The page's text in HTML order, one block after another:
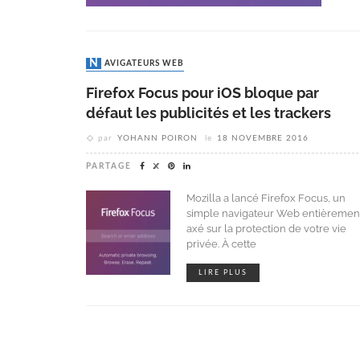
NAVIGATEURS WEB
Firefox Focus pour iOS bloque par
défaut les publicités et les trackers
par YOHANN POIRON le 18 NOVEMBRE 2016
PARTAGE
Mozilla a lancé Firefox Focus, un
simple navigateur Web
axé sur la protection de votre vie
privée. À cette
LIRE PLUS